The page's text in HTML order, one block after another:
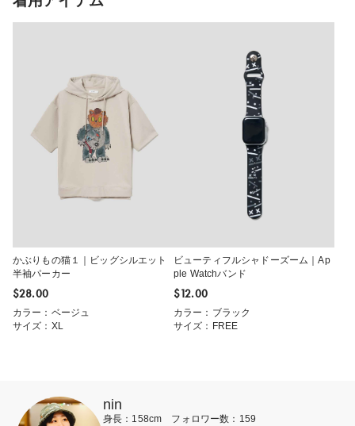
かぶりもの猫１｜ビッグシルエット
半袖パーカー
$‌28.00
カラー：ベージュ
サイズ：XL
ビューティフルシャドーズーム｜Ap
ple Watchバンド
$‌12.00
カラー：ブラック
サイズ：FREE
nin
身長：158cm フォロワー数：159